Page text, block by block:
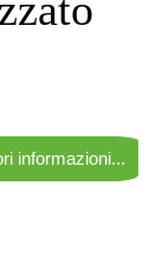
informazioni...